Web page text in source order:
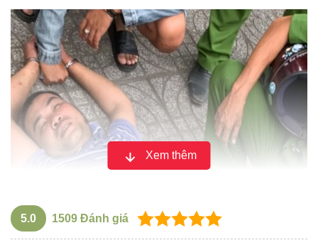
Xem thêm
5.0 1509 Đánh giá